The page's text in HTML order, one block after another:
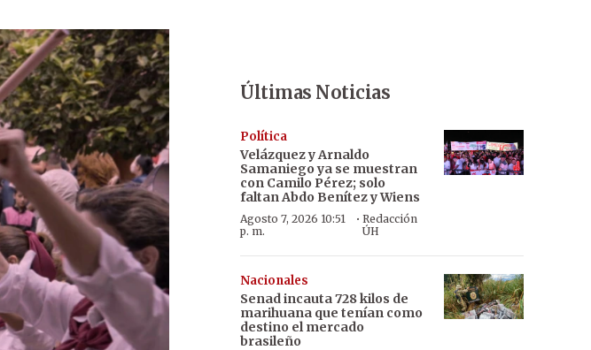
Últimas Noticias
Política
Velázquez y Arnaldo
Samaniego ya se muestran
con Camilo Pérez; solo
faltan Abdo Benítez y Wiens
Agosto 7, 2026 10:51
p. m.
·Redacción
ÚH
Nacionales
Senad incauta 728 kilos de
marihuana que tenían como
destino el mercado
brasileño